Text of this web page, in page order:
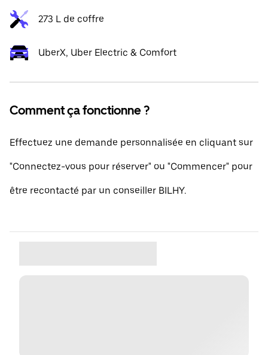
273 L de coffre
UberX, Uber Electric & Comfort
Comment ça fonctionne ?
Effectuez une demande personnalisée en cliquant sur
"Connectez-vous pour réserver" ou "Commencer" pour
être recontacté par un conseiller BILHY.